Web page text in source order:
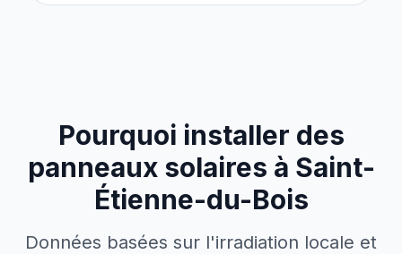
Pourquoi installer des
panneaux solaires à Saint-
Étienne-du-Bois
Données basées sur l'irradiation locale et